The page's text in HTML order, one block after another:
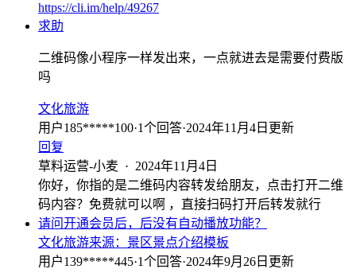
https://cli.im/help/49267
求助
二维码像小程序一样发出来，一点就进去是需要付费版
吗
文化旅游
用户185*****100·1个回答·2024年11月4日更新
回复
草料运营-小麦 · 2024年11月4日
你好，你指的是二维码内容转发给朋友，点击打开二维
码内容？免费就可以啊 ，直接扫码打开后转发就行
请问开通会员后，后没有自动播放功能？
文化旅游来源： 景区景点介绍模板
用户139*****445·1个回答·2024年9月26日更新